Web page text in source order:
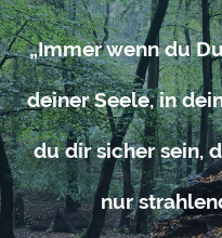
„Immer wenn du
deiner Seele, in
du dir sicher sein,
nur